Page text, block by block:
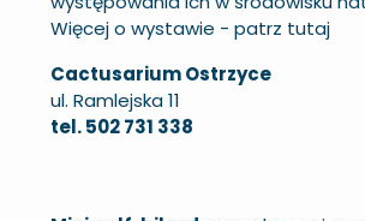
Więcej o wystawie - patrz tutaj
Cactusarium Ostrzyce
ul. Ramlejska 11
tel. 502 731 338